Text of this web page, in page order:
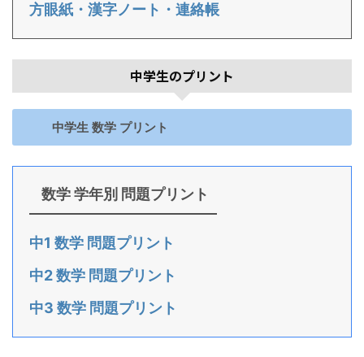
方眼紙・漢字ノート・連絡帳
中学生のプリント
中学生 数学 プリント
数学 学年別 問題プリント
中1 数学 問題プリント
中2 数学 問題プリント
中3 数学 問題プリント